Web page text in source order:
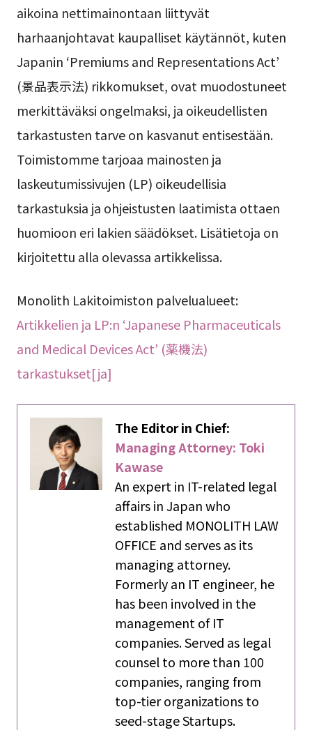
aikoina nettimainontaan liittyvät
harhaanjohtavat kaupalliset käytännöt, kuten
Japanin ‘Premiums and Representations Act’
(景品表示法) rikkomukset, ovat muodostuneet
merkittäväksi ongelmaksi, ja oikeudellisten
tarkastusten tarve on kasvanut entisestään.
Toimistomme tarjoaa mainosten ja
laskeutumissivujen (LP) oikeudellisia
tarkastuksia ja ohjeistusten laatimista ottaen
huomioon eri lakien säädökset. Lisätietoja on
kirjoitettu alla olevassa artikkelissa.
Monolith Lakitoimiston palvelualueet:
Artikkelien ja LP:n ‘Japanese Pharmaceuticals
and Medical Devices Act’ (薬機法)
tarkastukset[ja]
The Editor in Chief:
Managing Attorney: Toki
Kawase
An expert in IT-related legal
affairs in Japan who
established MONOLITH LAW
OFFICE and serves as its
managing attorney.
Formerly an IT engineer, he
has been involved in the
management of IT
companies. Served as legal
counsel to more than 100
companies, ranging from
top-tier organizations to
seed-stage Startups.